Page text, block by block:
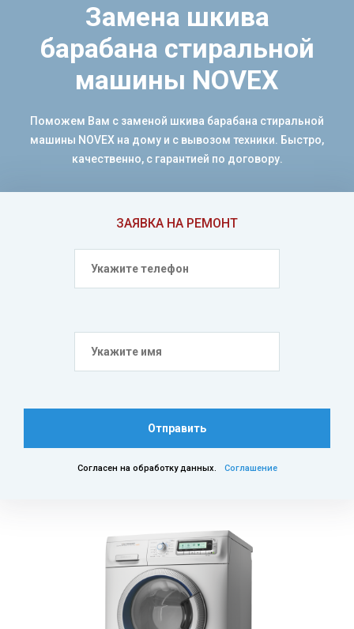
ЗАЯВКА НА РЕМОНТ
Отправить
Согласен на обработку данных. Соглашение
Замена шкива
барабана стиральной
машины NOVEX
Поможем Вам с заменой шкива барабана стиральной
машины NOVEX на дому и с вывозом техники. Быстро,
качественно, с гарантией по договору.